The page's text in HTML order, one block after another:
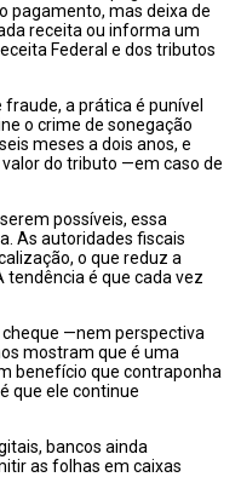
pagamento, mas deixa de
receita ou informa um
Federal e dos tributos
a prática é punível
o crime de sonegação
meses a dois anos, e
do tributo —em caso de
possíveis, essa
As autoridades fiscais
o que reduz a
tendência é que cada vez
—nem perspectiva
mostram que é uma
benefício que contraponha
que ele continue
bancos ainda
as folhas em caixas